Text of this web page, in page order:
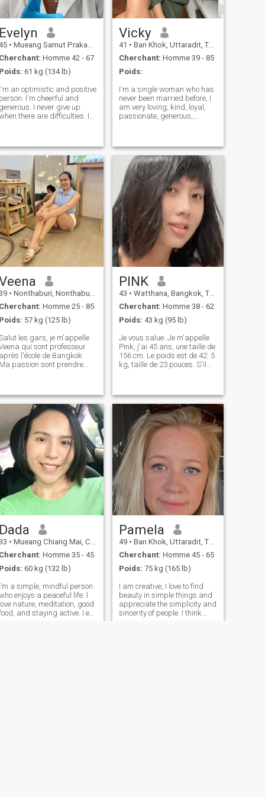
Evelyn
• Mueang Samut Prakan, Samut Prakan, Thailande
Cherchant: Homme 42 - 67
Poids: 61 kg (134 lb)
I'm an optimistic and positive
person. I'm cheerful and
generous. I never give up
there are difficulties. In
so happy to be here and
I'm really hoping to meet that
Vicky
41 • Ban Khok, Uttaradit, Thailande
Cherchant: Homme 39 - 85
Poids:
I'm a single woman who has
never been married before, I
am very loving, kind, loyal,
passionate, generous,
student of the Bible since I
was a child. Communication
with God
• Nonthaburi, Nonthaburi, Thailande
Cherchant: Homme 25 - 85
Poids: 57 kg (125 lb)
les gars, je m'appelle
qui sont professeur
après l'école de Bangkok.
Ma passion sont prendre
soin de moi et du
bien-être tout en adorant
courir et faire de mon corps
la forme. J'aime aussi faire
du shopping et voyager
PINK
43 • Watthana, Bangkok, Thailande
Cherchant: Homme 38 - 62
Poids: 43 kg (95 lb)
Je vous salue. Je m'appelle
Pink, j'ai 45 ans, une taille de
156 cm. Le poids est de 42. 5
kg, taille de 23 pouces. S'il
gens qui n'ont pas de photo
de profil ne m'envoient aucun
message... Je ne parle pas
aux fantômes! Ne dérangez
pas! Ne m'envoie pas juste
un bonjour! Il me faut un
homme sérieux! Ne me fais
pas perdre mon temps! Je ne
cherche pas un ami, je
cherche une relation sérieuse
ou un partenaire! Et je ne
veux pas vivre dans un autre
pays, je voudrais vivre
uniquement en Thaïlande! Je
ne suis pas là pour jouer.
Dada
• Mueang Chiang Mai, Chiang Mai, Thailande
Cherchant: Homme 35 - 45
Poids: 60 kg (132 lb)
I’m a simple, mindful person
enjoys a peaceful life. I
love nature, meditation, good
and staying active. I eat
Pamela
49 • Ban Khok, Uttaradit, Thailande
Cherchant: Homme 45 - 65
Poids: 75 kg (165 lb)
I am creative, I love to find
beauty in simple things and
appreciate the simplicity and
sincerity of people. I think